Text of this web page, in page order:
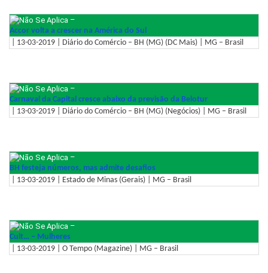
–
Accor volta a crescer na América do Sul
| 13-03-2019 | Diário do Comércio – BH (MG) (DC Mais) | MG – Brasil
–
Carnaval da Capital cresce abaixo da previsão da Belotur
| 13-03-2019 | Diário do Comércio – BH (MG) (Negócios) | MG – Brasil
–
BH festeja números, mas admite desafios
| 13-03-2019 | Estado de Minas (Gerais) | MG – Brasil
–
Cult… – Mulheres
| 13-03-2019 | O Tempo (Magazine) | MG – Brasil